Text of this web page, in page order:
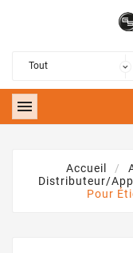

Accueil
Distributeur/
Pour